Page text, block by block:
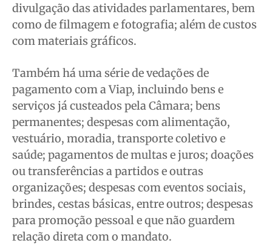
divulgação das atividades parlamentares, bem
como de filmagem e fotografia; além de custos
com materiais gráficos.
Também há uma série de vedações de
pagamento com a Viap, incluindo bens e
serviços já custeados pela Câmara; bens
permanentes; despesas com alimentação,
vestuário, moradia, transporte coletivo e
saúde; pagamentos de multas e juros; doações
ou transferências a partidos e outras
organizações; despesas com eventos sociais,
brindes, cestas básicas, entre outros; despesas
para promoção pessoal e que não guardem
relação direta com o mandato.